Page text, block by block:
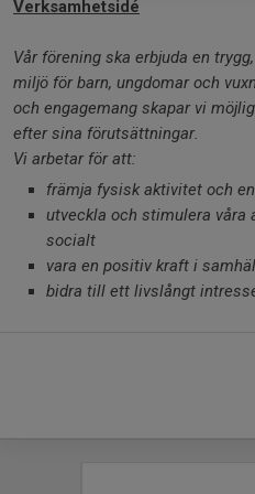
Verksamhetsidé
Vår förening ska erbjuda en
miljö för barn, ungdomar och
och engagemang skapar vi
efter sina förutsättningar.
Vi arbetar för att:
främja fysisk aktivitet och
utveckla och stimulera våra
socialt
vara en positiv kraft i
bidra till ett livslångt